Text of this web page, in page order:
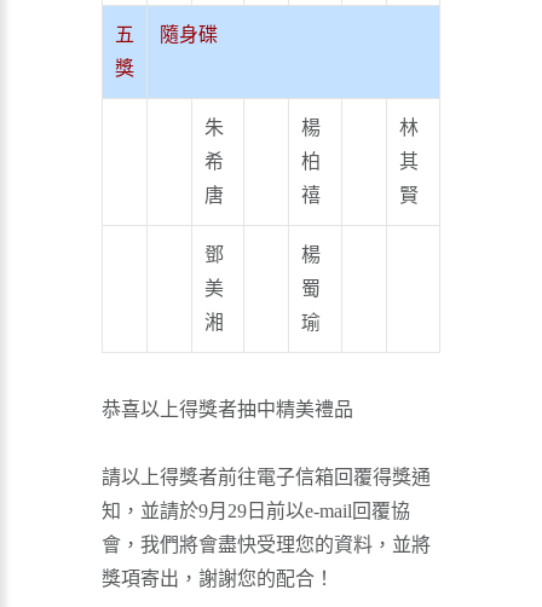
五
獎
隨身碟
朱
希
唐
楊
柏
禧
林
其
賢
鄧
美
湘
楊
蜀
瑜
恭喜以上得獎者抽中精美禮品
請以上得獎者前往電子信箱回覆得獎通
知，並請於9月29日前以e-mail回覆協
會，我們將會盡快受理您的資料，並將
獎項寄出，謝謝您的配合！